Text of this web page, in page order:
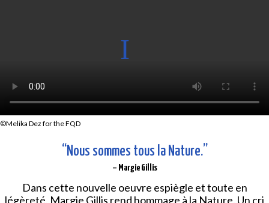
©Melika Dez for the FQD
“Nous sommes tous la Nature.”
– Margie Gillis
Dans cette nouvelle oeuvre espiègle et toute en
légèreté, Margie Gillis rend hommage à la Nature. Un cri